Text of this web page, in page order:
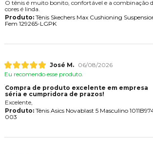
O tênis é muito bonito, confortável e a combinação
cores é linda.
Produto:Tênis Skechers Max Cushioning
Fem 129265-LGPK
José M.
06/08/2026
Eu recomendo esse produto.
Compra de produto excelente em empresa
séria e cumpridora de prazos!
Excelente,
Produto:Tênis Asics Novablast 5 Masculino
003